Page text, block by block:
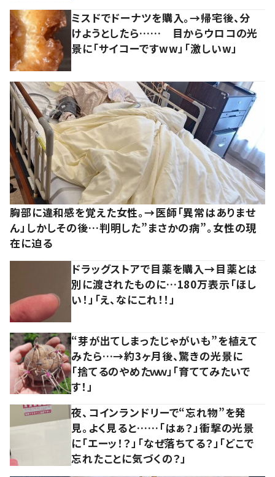
ミスドでドーナツを購入。→帰宅後、分
けようとしたら…… 目からウロコの光
景に「サイコーですww」「激しいw」
胸部に違和感を覚えた女性。→医師「異常はありませ
ん」しかしその後…判明した”まさかの病”。女性の現
在に迫る
ドラッグストアで目薬を購入→目薬とは
別に渡されたものに…180万表示「ほし
い！」「え、なにこれ！！」
“芽が出てしまったじゃがいも”を植えて
みたら…→約3ヶ月後、驚きの光景に
「捨てるのやめたｗｗ」「育ててみたいで
す！」
夜、コインランドリーで“忘れ物”を発
見。よく見ると……「はぁ？」衝撃の光景
に「エーッ！？」「なぜ落ちてる？」「どこで
忘れたことに気づくの？」